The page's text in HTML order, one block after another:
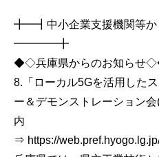
╋━┫中小企業支援機関
━━━━╋
◆◇兵庫県からのお知らせ
8.「ローカル5Gを活用した
ー＆デモンストレーション
内
⇒ https://